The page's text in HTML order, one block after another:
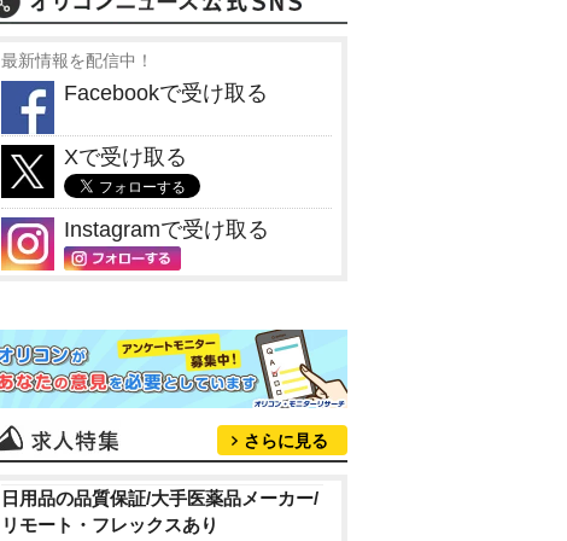
最新情報を配信中！
Facebookで受け取る
Xで受け取る
Instagramで受け取る
さらに見る
日用品の品質保証/大手医薬品メーカー/
リモート・フレックスあり